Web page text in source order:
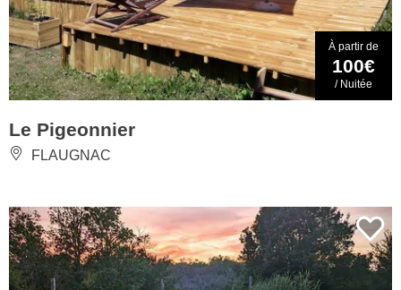
À partir de
100€
/ Nuitée
Le Pigeonnier
FLAUGNAC